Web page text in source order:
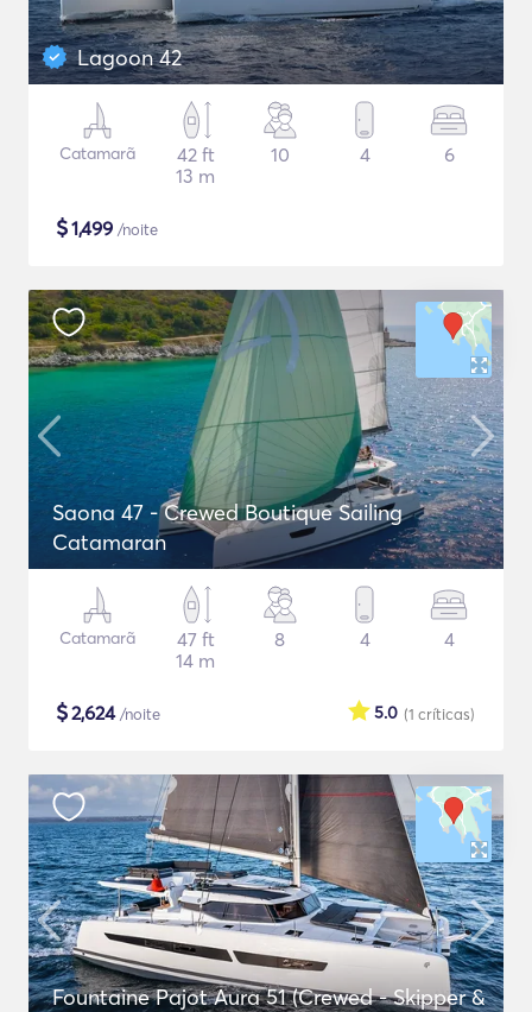
Lagoon 42
Catamarã
42 ft
13 m
10 4 6
$1,499 /noite
Saona 47 - Crewed Boutique Sailing
Catamaran
Catamarã
47 ft
14 m
8 4 4
$2,624/noite (1 críticas)
5.0
Fountaine Pajot Aura 51 (Crewed - Skipper &